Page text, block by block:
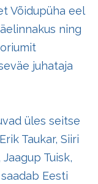
Võidupüha eel
ning
juhataja
üles seitse
Taukar, Siiri
Tuisk,
Eesti